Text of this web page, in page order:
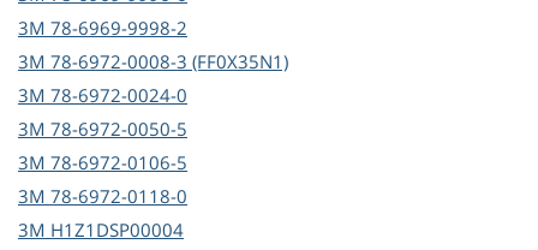
3M 78-6969-9998-2
3M 78-6972-0008-3 (FF0X35N1)
3M 78-6972-0024-0
3M 78-6972-0050-5
3M 78-6972-0106-5
3M 78-6972-0118-0
3M H1Z1DSP00004